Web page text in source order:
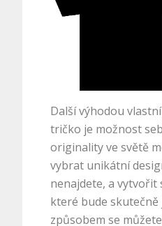
Další výhodou
tričko je možnost
originality ve světě
vybrat unikátní
nenajdete, a vytvořit
které bude skutečně
způsobem se